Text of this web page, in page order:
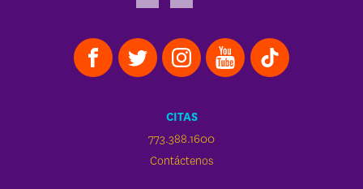
CITAS
773.388.1600
Contáctenos